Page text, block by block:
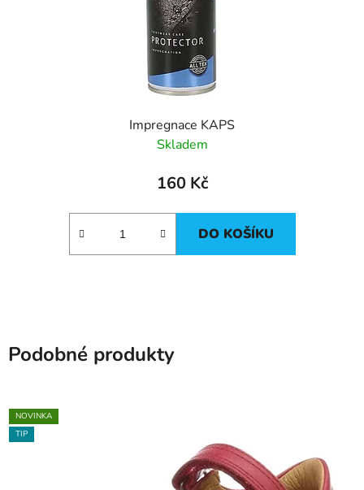
Impregnace KAPS
Skladem
160 Kč
DO KOŠÍKU
Podobné produkty
NOVINKA
TIP